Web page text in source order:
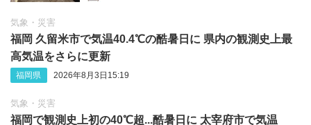
気象・災害
福岡 久留米市で気温40.4℃の酷暑日に 県内の観測史上最
高気温をさらに更新
福岡県 2026年8月3日15:19
気象・災害
福岡で観測史上初の40℃超...酷暑日に 太宰府市で気温